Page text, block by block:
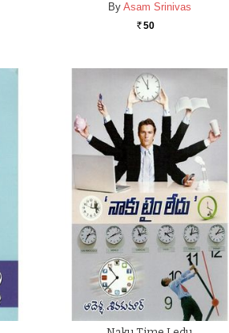
By Asam Srinivas
Rs. 50